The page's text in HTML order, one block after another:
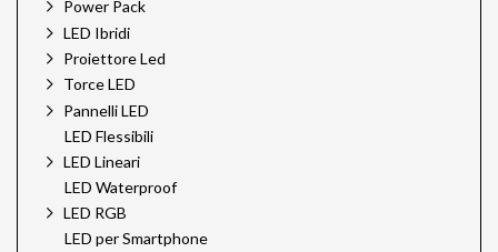
Power Pack
LED Ibridi
Proiettore Led
Torce LED
Pannelli LED
LED Flessibili
LED Lineari
LED Waterproof
LED RGB
LED per Smartphone